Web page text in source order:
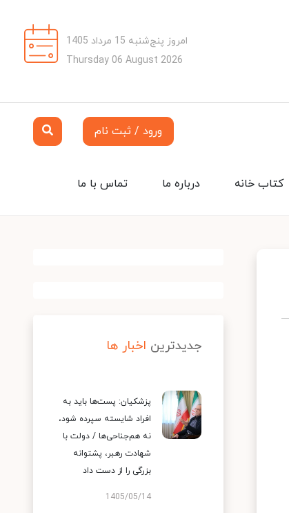
امروز پنج‌شنبه 15 مرداد 1405
Thursday 06 August 2026
ورود / ثبت نام
تماس با ما درباره ما کتاب خانه
جدیدترین اخبار ها
پزشکیان: پست‌ها باید به
افراد شایسته سپرده شود،
نه هم‌جناحی‌ها / دولت با
شهادت رهبر، پشتوانه
بزرگی را از دست داد
1405/05/14